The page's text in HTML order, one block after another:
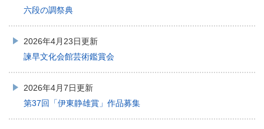
六段の調祭典
2026年4月23日更新
諫早文化会館芸術鑑賞会
2026年4月7日更新
第37回「伊東静雄賞」作品募集